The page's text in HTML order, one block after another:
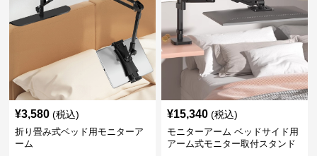
¥3,580 (税込)
折り畳み式ベッド用モニターア
ーム
¥15,340 (税込)
モニターアーム ベッドサイド用
アーム式モニター取付スタンド